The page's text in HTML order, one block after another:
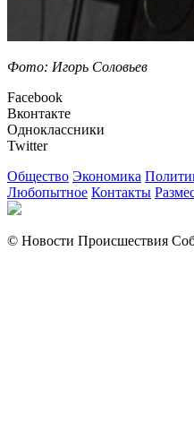
Фото: Игорь Соловьев
Facebook
Вконтакте
Одноклассники
Twitter
Общество Экономика
Любопытное Контакты
© Новости Происшествия